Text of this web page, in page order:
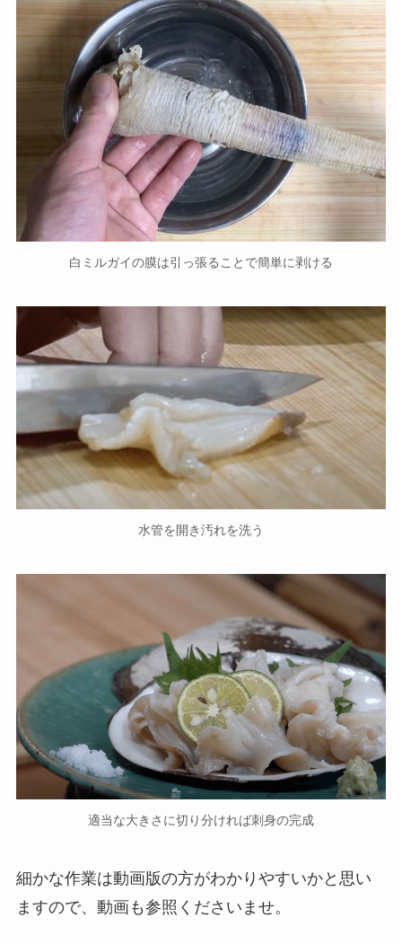
白ミルガイの膜は引っ張ることで簡単に剥ける
水管を開き汚れを洗う
適当な大きさに切り分ければ刺身の完成
細かな作業は動画版の方がわかりやすいかと思い
ますので、動画も参照くださいませ。